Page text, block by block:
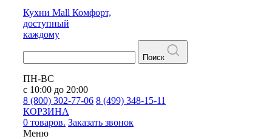
Кухни Mall Комфорт,
доступный
каждому
Поиск
ПН-ВС
с 10:00 до 20:00
8 (800) 302-77-06 8 (499) 348-15-11
КОРЗИНА
0 товаров. Заказать звонок
Меню